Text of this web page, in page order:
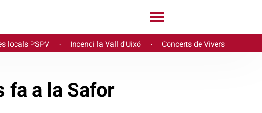
locals PSPV · Incendi la Vall d'Uixó · Concerts de Vivers
fa a la Safor